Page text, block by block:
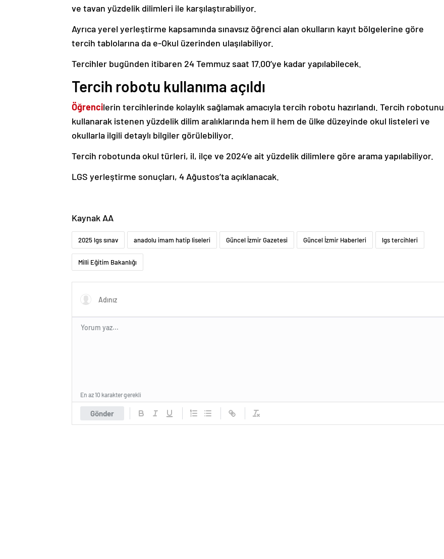
ve tavan yüzdelik dilimleri ile karşılaştırabiliyor.
Ayrıca yerel yerleştirme kapsamında sınavsız öğrenci alan okulların kayıt bölgelerine göre
tercih tablolarına da e-Okul üzerinden ulaşılabiliyor.
Tercihler bugünden itibaren 24 Temmuz saat 17.00’ye kadar yapılabilecek.
Tercih robotu kullanıma açıldı
Öğrencilerin tercihlerinde kolaylık sağlamak amacıyla tercih robotu hazırlandı. Tercih robotunu
kullanarak istenen yüzdelik dilim aralıklarında hem il hem de ülke düzeyinde okul listeleri ve
okullarla ilgili detaylı bilgiler görülebiliyor.
Tercih robotunda okul türleri, il, ilçe ve 2024’e ait yüzdelik dilimlere göre arama yapılabiliyor.
LGS yerleştirme sonuçları, 4 Ağustos’ta açıklanacak.
Kaynak AA
2025 lgs sınav anadolu imam hatip liseleri Güncel İzmir Gazetesi Güncel İzmir Haberleri lgs tercihleri
Milli Eğitim Bakanlığı
Gönder
En az 10 karakter gerekli